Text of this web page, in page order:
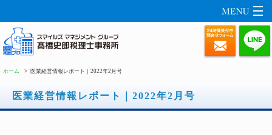
ホーム 医業経営情報レポート｜2022年2月号
医業経営情報レポート｜2022年2月号